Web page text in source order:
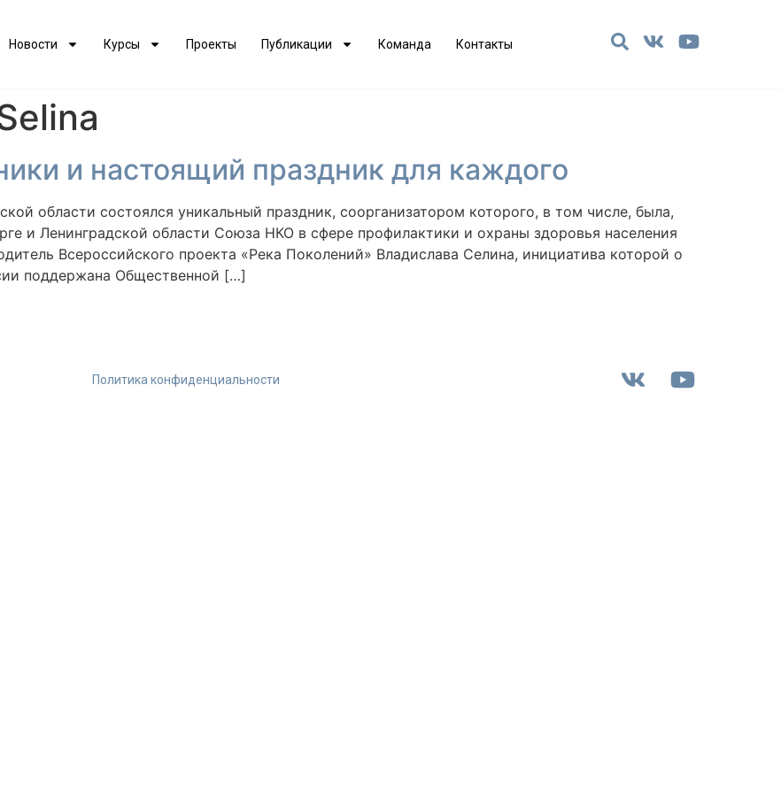
Новости Курсы Проекты Публикации Команда Контакты
и настоящий праздник для каждого
области состоялся уникальный праздник, соорганизатором которого, в том числе, была,
и Ленинградской области Союза НКО в сфере профилактики и охраны здоровья населения
Всероссийского проекта «Река Поколений» Владислава Селина, инициатива которой о
поддержана Общественной […]
Политика конфиденциальности